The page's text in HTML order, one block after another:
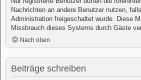
Nachrichten an andere Benutzer nutzen,
Administration freigeschaltet wurde. Diese
Missbrauch dieses Systems durch Gäste
Nach oben
Beiträge schreiben